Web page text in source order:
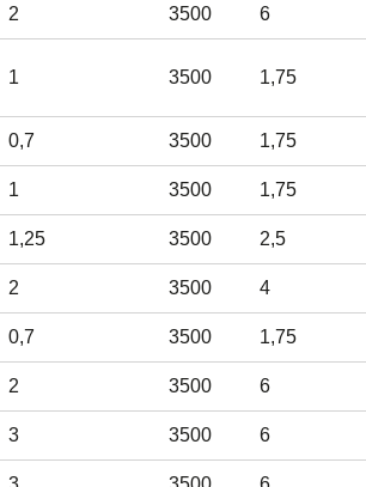
2 3500 6
1 3500 1,75
0,7 3500 1,75
1 3500 1,75
1,25 3500 2,5
2 3500 4
0,7 3500 1,75
2 3500 6
3 3500 6